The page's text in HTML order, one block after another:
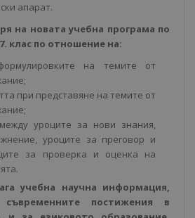
апарат.
на новата учебна програма по
клас по отношение на:
на темите от
при представяне на темите от
уроците за нови знания,
уроците за преговор и
за проверка и оценка на
учебна научна информация,
постижения в